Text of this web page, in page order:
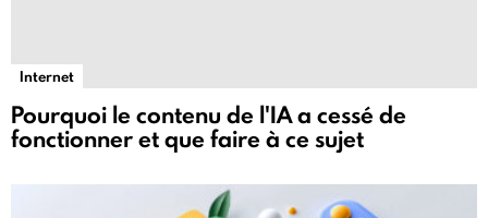
Internet
Pourquoi le contenu de l'IA a cessé de
fonctionner et que faire à ce sujet